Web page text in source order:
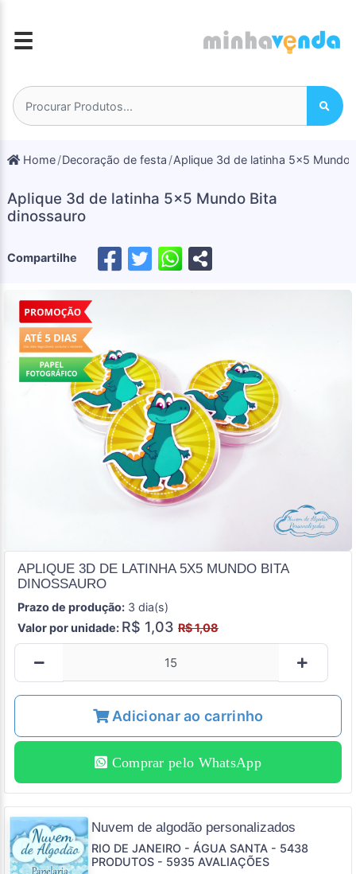
☰
Home Decoração de festa Aplique 3d de latinha 5x5 Mundo
Aplique 3d de latinha 5x5 Mundo Bita
dinossauro
Compartilhe
APLIQUE 3D DE LATINHA 5X5 MUNDO BITA
DINOSSAURO
Prazo de produção: 3 dia(s)
Valor por unidade: R$ 1,03 R$ 1,08
Adicionar ao carrinho
Comprar pelo WhatsApp
Nuvem de algodão personalizados
RIO DE JANEIRO - ÁGUA SANTA - 5438
PRODUTOS - 5935 AVALIAÇÕES